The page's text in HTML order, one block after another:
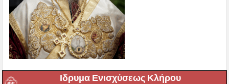
Ιδρυμα Ενισχύσεως Κλήρου